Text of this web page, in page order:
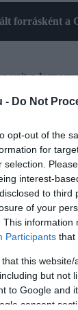
- Do Not
opt-out of the
for
selection.
interest-
to third
of your
This
Participants that
that this
but not
to Google and
consent
forrásként a
volta
talált
idén év végéig
városi
ez pedig
épített
ezt egy
literig
lóerővel?
ja